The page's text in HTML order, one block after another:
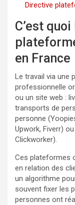
Directive
C’est
en France
Le travail via une
professionnelle
ou un site web :
transports de
personne
Upwork, Fiverr)
Clickworker).
Ces plateformes
en relation des
un algorithme
souvent fixer les
personnes ont